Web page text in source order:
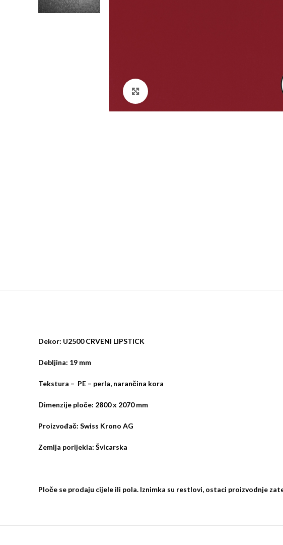
Klikni za veći prikaz
Dekor: U2500 CRVENI LIPSTICK
Debljina: 19 mm
Tekstura – PE – perla, narančina kora
Dimenzije ploče: 2800 x 2070 mm
Proizvođač: Swiss Krono AG
Zemlja porijekla: Švicarska
Ploče se prodaju cijele ili pola. Iznimka su restlovi, ostaci proizvodnje